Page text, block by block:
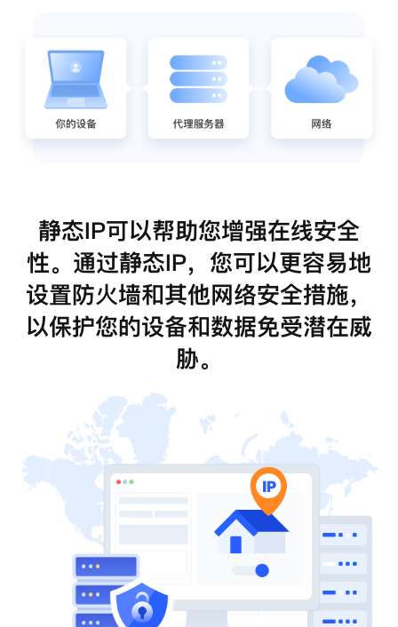
静态IP可以帮助您增强在线安全
性。通过静态IP，您可以更容易地
设置防火墙和其他网络安全措施，
以保护您的设备和数据免受潜在威
胁。